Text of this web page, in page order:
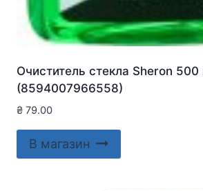
Очиститель стекла Sheron 500
(8594007966558)
₴ 79.00
В магазин